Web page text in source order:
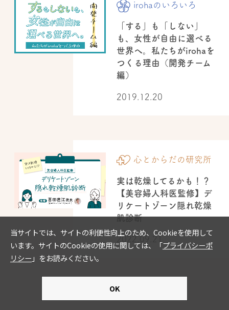
irohaのいろいろ
「する」も「しない」
も、女性が自由に選べる
世界へ。私たちがirohaを
つくる理由（開発チーム
編）
2019.12.20
心とからだの研究所
実は乾燥してるかも！？
【美容婦人科医監修】デ
リケートゾーン隠れ乾燥
肌診断
2022.09.21